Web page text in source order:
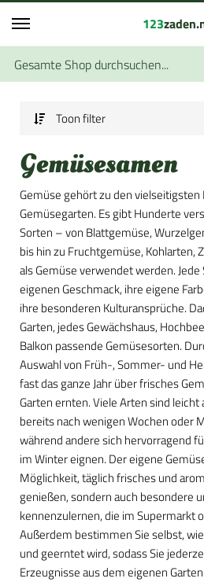
123
Toon filter
Gemüsesamen
Gemüse gehört zu den vielseitigsten
Gemüsegarten. Es gibt Hunderte
Sorten – von Blattgemüse,
bis hin zu Fruchtgemüse, Kohlarten,
als Gemüse verwendet werden.
eigenen Geschmack, ihre eigene
ihre besonderen Kulturansprüche.
Garten, jedes Gewächshaus,
Balkon passende Gemüsesorten.
Auswahl von Früh-, Sommer- und
fast das ganze Jahr über frisches
Garten ernten. Viele Arten sind
bereits nach wenigen Wochen oder
während andere sich hervorragend
im Winter eignen. Der eigene
Möglichkeit, täglich frisches und
genießen, sondern auch besondere
kennenzulernen, die im Supermarkt
Außerdem bestimmen Sie selbst,
und geerntet wird, sodass Sie
Erzeugnisse aus dem eigenen